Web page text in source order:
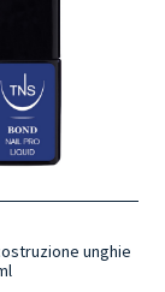
unghie